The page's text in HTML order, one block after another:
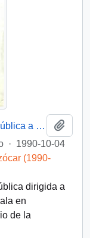
[Carta de S.E El Presidente de la República a Presidente de Guatemala]
· 1990-10-04
(1990-
dirigida a
en
de la